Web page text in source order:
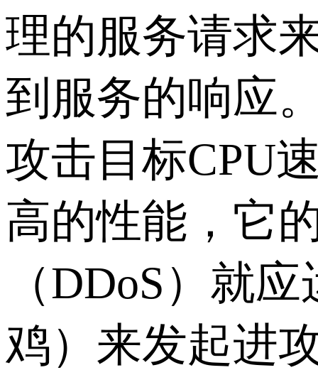
理的服务请求
到服务的响应
攻击目标CPU
高的性能，它
（DDoS）就
鸡）来发起进